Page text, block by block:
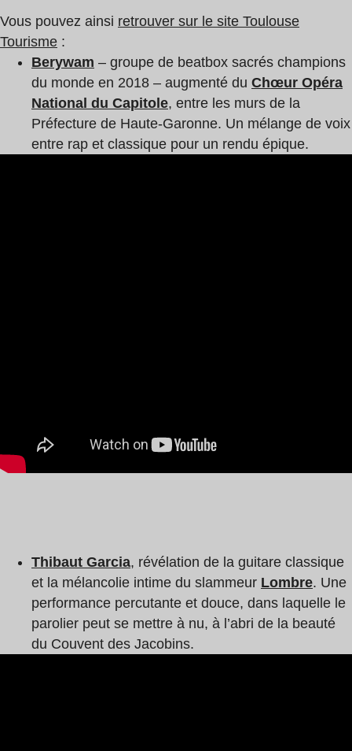
Vous pouvez ainsi retrouver sur le site Toulouse
Tourisme :
Berywam – groupe de beatbox sacrés champions
du monde en 2018 – augmenté du Chœur Opéra
National du Capitole, entre les murs de la
Préfecture de Haute-Garonne. Un mélange de voix
entre rap et classique pour un rendu épique.
Thibaut Garcia, révélation de la guitare classique
et la mélancolie intime du slammeur Lombre. Une
performance percutante et douce, dans laquelle le
parolier peut se mettre à nu, à l’abri de la beauté
du Couvent des Jacobins.